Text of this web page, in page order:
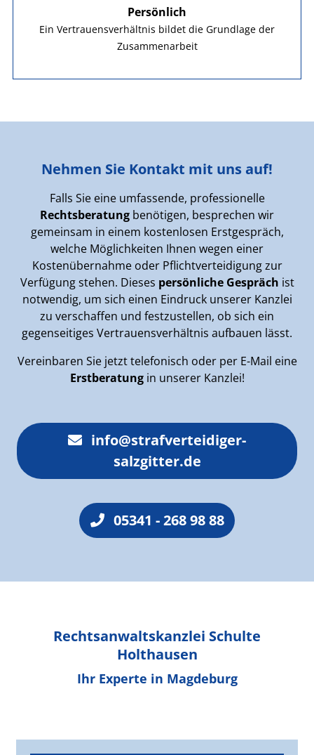
Persönlich
Ein Vertrauensverhältnis bildet die Grundlage der
Zusammenarbeit
Nehmen Sie Kontakt mit uns auf!
Falls Sie eine umfassende, professionelle
Rechtsberatung benötigen, besprechen wir
gemeinsam in einem kostenlosen Erstgespräch,
welche Möglichkeiten Ihnen wegen einer
Kostenübernahme oder Pflichtverteidigung zur
Verfügung stehen. Dieses persönliche Gespräch ist
notwendig, um sich einen Eindruck unserer Kanzlei
zu verschaffen und festzustellen, ob sich ein
gegenseitiges Vertrauensverhältnis aufbauen lässt.
Vereinbaren Sie jetzt telefonisch oder per E-Mail eine
Erstberatung in unserer Kanzlei!
info@strafverteidiger-
salzgitter.de
05341 - 268 98 88
Rechtsanwaltskanzlei Schulte
Holthausen
Ihr Experte in Magdeburg